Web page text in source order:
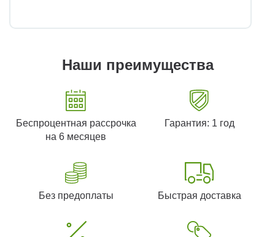
Наши преимущества
Беспроцентная рассрочка
на 6 месяцев
Гарантия: 1 год
Без предоплаты Быстрая доставка